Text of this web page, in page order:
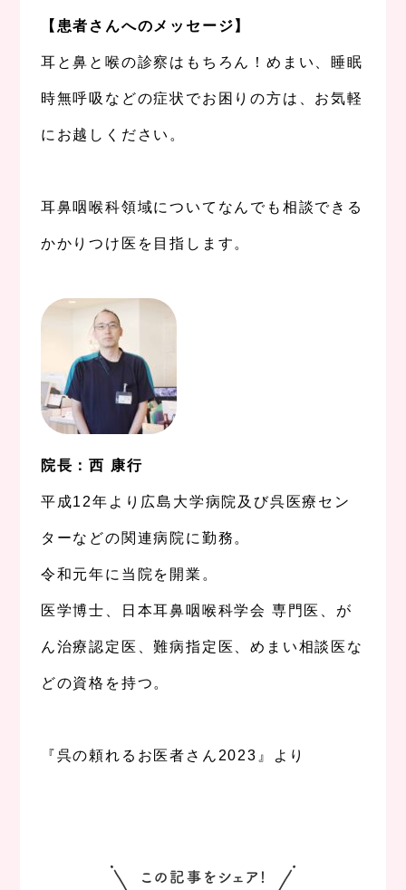
【患者さんへのメッセージ】
耳と鼻と喉の診察はもちろん！めまい、睡眠
時無呼吸などの症状でお困りの方は、お気軽
にお越しください。
耳鼻咽喉科領域についてなんでも相談できる
かかりつけ医を目指します。
院長：西 康行
平成12年より広島大学病院及び呉医療セン
ターなどの関連病院に勤務。
令和元年に当院を開業。
医学博士、日本耳鼻咽喉科学会 専門医、が
ん治療認定医、難病指定医、めまい相談医な
どの資格を持つ。
『呉の頼れるお医者さん2023』より